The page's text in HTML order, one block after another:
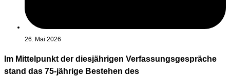
26. Mai 2026
Im Mittelpunkt der diesjährigen Verfassungsgespräche
stand das 75-jährige Bestehen des